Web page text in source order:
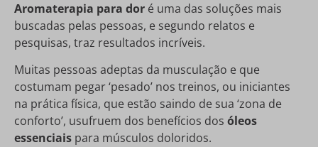
Aromaterapia para dor é uma das soluções mais
buscadas pelas pessoas, e segundo relatos e
pesquisas, traz resultados incríveis.
Muitas pessoas adeptas da musculação e que
costumam pegar ‘pesado’ nos treinos, ou iniciantes
na prática física, que estão saindo de sua ‘zona de
conforto’, usufruem dos benefícios dos óleos
essenciais para músculos doloridos.